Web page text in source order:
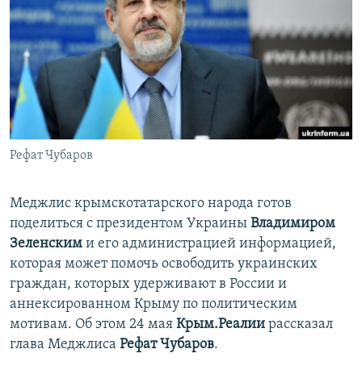
ПОБЕДИТЕЛЕЙ НЕ СУДЯТ?
КРЫМ.НЕПОКОРЕННЫЙ
ELIFBE
УКРАИНСКАЯ ПРОБЛЕМА КРЫМА
ПРИСОЕДИНЯЙТЕСЬ!
Все сайты RFE/RL
Рефат Чубаров
Меджлис крымскотатарского народа готов
поделиться с президентом Украины Владимиром
Зеленским и его администрацией информацией,
которая может помочь освободить украинских
граждан, которых удерживают в России и
аннексированном Крыму по политическим
мотивам. Об этом 24 мая Крым.Реалии рассказал
глава Меджлиса Рефат Чубаров.